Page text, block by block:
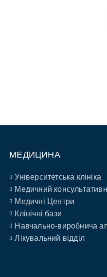
МЕДИЦИНА
Університетська клініка
Медичний
Медичні Центри
Клінічні бази
Навчально-виробнича
Лікувальний відділ